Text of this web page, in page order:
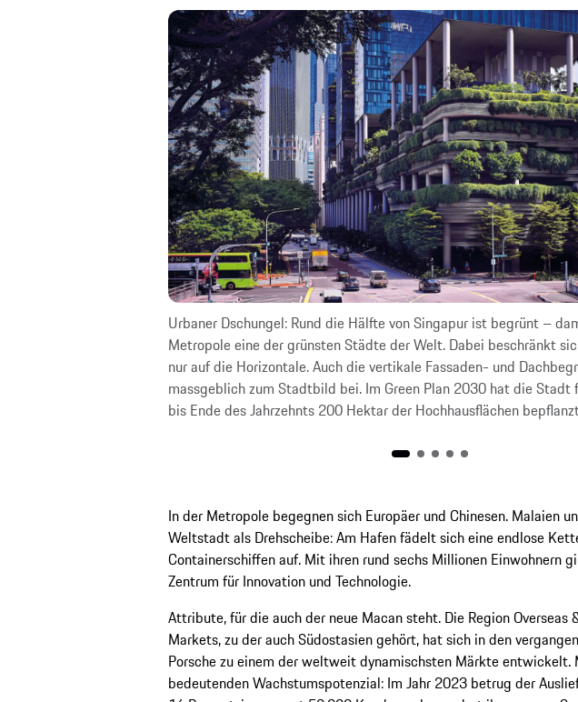
Urbaner Dschungel: Rund die Hälfte von Singapur ist begrünt –
Metropole eine der grünsten Städte der Welt. Dabei beschränkt
nur auf die Horizontale. Auch die vertikale Fassaden- und
massgeblich zum Stadtbild bei. Im Green Plan 2030 hat die Stadt
bis Ende des Jahrzehnts 200 Hektar der Hochhausflächen
In der Metropole begegnen sich Europäer und Chinesen. Malaien
Weltstadt als Drehscheibe: Am Hafen fädelt sich eine endlose
Containerschiffen auf. Mit ihren rund sechs Millionen Einwohnern
Zentrum für Innovation und Technologie.
Attribute, für die auch der neue Macan steht. Die Region Overseas
Markets, zu der auch Südostasien gehört, hat sich in den
Porsche zu einem der weltweit dynamischsten Märkte entwickelt.
bedeutenden Wachstumspotenzial: Im Jahr 2023 betrug der